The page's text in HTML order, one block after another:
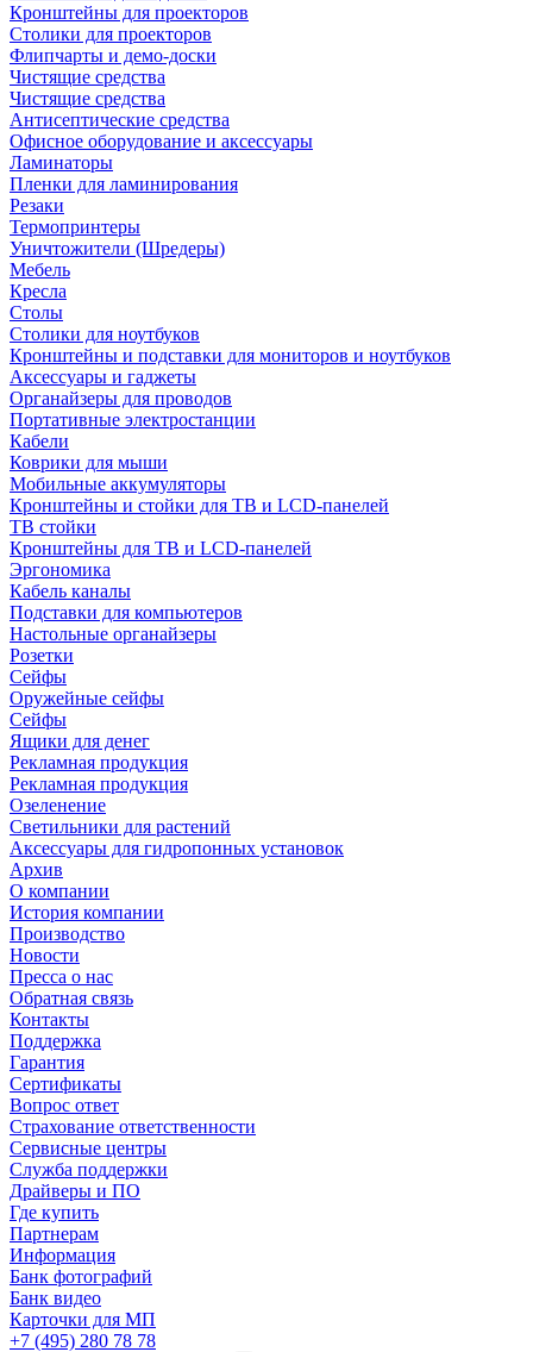
Кронштейны для проекторов
Столики для проекторов
Флипчарты и демо-доски
Чистящие средства
Чистящие средства
Антисептические средства
Офисное оборудование и аксессуары
Ламинаторы
Пленки для ламинирования
Резаки
Термопринтеры
Уничтожители (Шредеры)
Мебель
Кресла
Столы
Столики для ноутбуков
Кронштейны и подставки для мониторов и ноутбуков
Аксессуары и гаджеты
Органайзеры для проводов
Портативные электростанции
Кабели
Коврики для мыши
Мобильные аккумуляторы
Кронштейны и стойки для ТВ и LCD-панелей
ТВ стойки
Кронштейны для ТВ и LCD-панелей
Эргономика
Кабель каналы
Подставки для компьютеров
Настольные органайзеры
Розетки
Сейфы
Оружейные сейфы
Сейфы
Ящики для денег
Рекламная продукция
Рекламная продукция
Озеленение
Светильники для растений
Аксессуары для гидропонных установок
Архив
О компании
История компании
Производство
Новости
Пресса о нас
Обратная связь
Контакты
Поддержка
Гарантия
Сертификаты
Вопрос ответ
Страхование ответственности
Сервисные центры
Служба поддержки
Драйверы и ПО
Где купить
Партнерам
Информация
Банк фотографий
Банк видео
Карточки для МП
+7 (495) 280 78 78